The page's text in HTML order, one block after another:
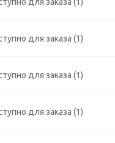
для заказа (1)
для заказа (1)
для заказа (1)